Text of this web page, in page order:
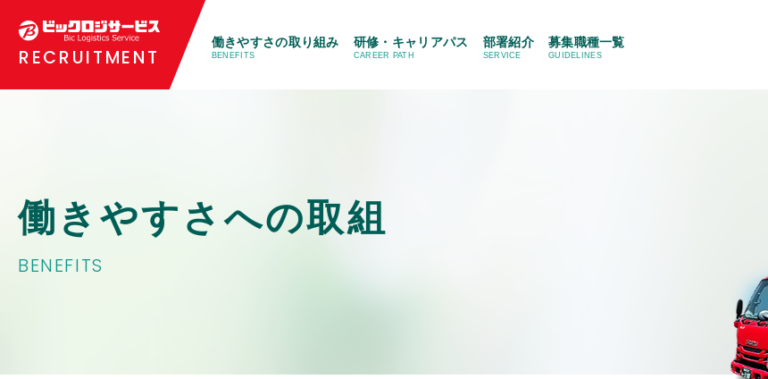
RECRUITMENT
働きやすさの取り組み
BENEFITS
研修・キャリアパス
CAREER PATH
部署紹介
SERVICE
募集職種一覧
GUIDELINES
働きやすさへの取組
BENEFITS